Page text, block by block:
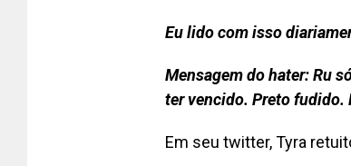
Eu lido com isso
Mensagem do hater: Ru
ter vencido. Preto fudido.
Em seu twitter, Tyra